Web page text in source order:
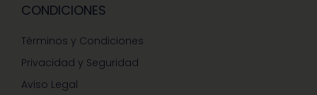
CONDICIONES
Términos y Condiciones
Privacidad y Seguridad
Aviso Legal